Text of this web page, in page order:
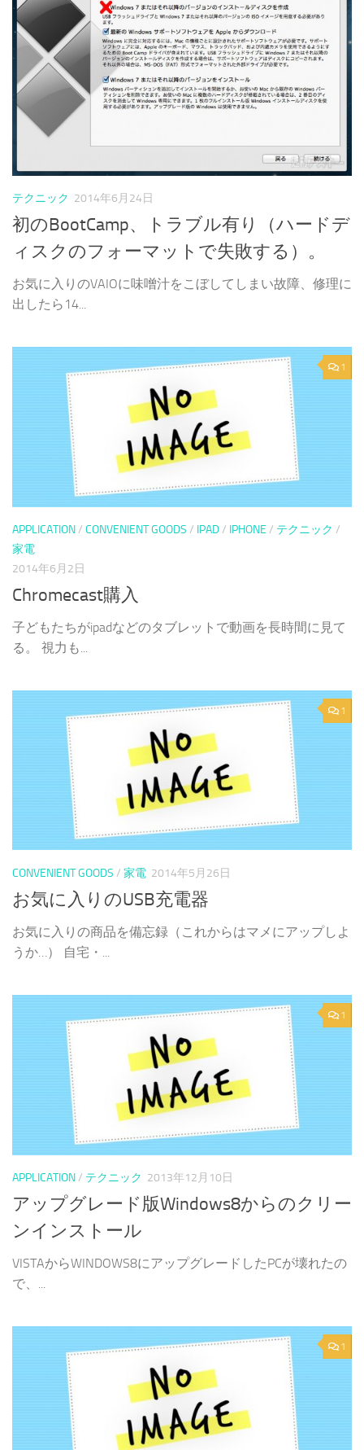
テクニック 2014年6月24日
初のBootCamp、トラブル有り（ハードデ
ィスクのフォーマットで失敗する）。
お気に入りのVAIOに味噌汁をこぼしてしまい故障、修理に
出したら14...
1
APPLICATION/ CONVENIENT GOODS / IPAD/ IPHONE / テクニック /
家電
2014年6月2日
Chromecast購入
子どもたちがipadなどのタブレットで動画を長時間に見て
る。 視力も...
1
CONVENIENT GOODS / 家電 2014年5月26日
お気に入りのUSB充電器
お気に入りの商品を備忘録（これからはマメにアップしよ
うか…） 自宅・...
1
APPLICATION/ テクニック 2013年12月10日
アップグレード版Windows8からのクリー
ンインストール
VISTAからWINDOWS8にアップグレードしたPCが壊れたの
で、...
1